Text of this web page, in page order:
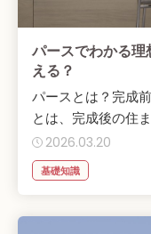
パースでわかる
える？
パースとは？完成
とは、完成後の住
2026.03.20
基礎知識